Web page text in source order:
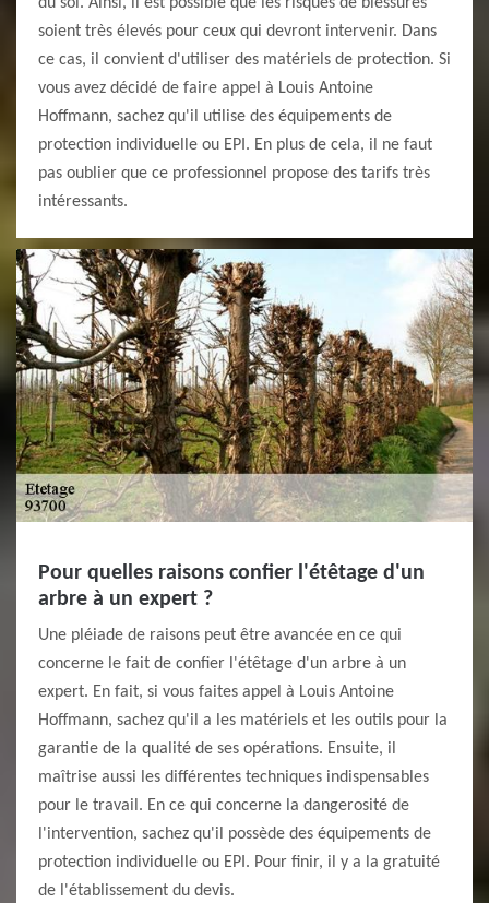
soient très élevés pour ceux qui devront intervenir. Dans
ce cas, il convient d'utiliser des matériels de protection. Si
vous avez décidé de faire appel à Louis Antoine
Hoffmann, sachez qu'il utilise des équipements de
protection individuelle ou EPI. En plus de cela, il ne faut
pas oublier que ce professionnel propose des tarifs très
intéressants.
Pour quelles raisons confier l'étêtage d'un
arbre à un expert ?
Une pléiade de raisons peut être avancée en ce qui
concerne le fait de confier l'étêtage d'un arbre à un
expert. En fait, si vous faites appel à Louis Antoine
Hoffmann, sachez qu'il a les matériels et les outils pour la
garantie de la qualité de ses opérations. Ensuite, il
maîtrise aussi les différentes techniques indispensables
pour le travail. En ce qui concerne la dangerosité de
l'intervention, sachez qu'il possède des équipements de
protection individuelle ou EPI. Pour finir, il y a la gratuité
de l'établissement du devis.